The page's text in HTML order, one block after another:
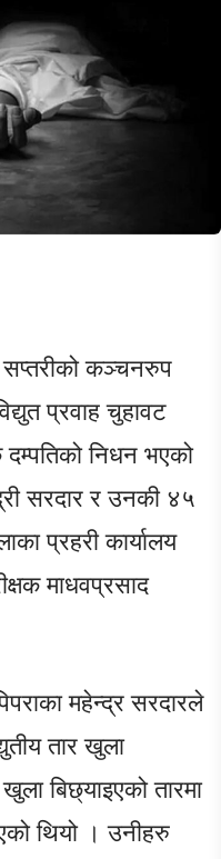
सप्तरीको कञ्चनरुप
प्रवाह चुहावट
निधन भएको
सरदार र उनकी ४५
प्रहरी कार्यालय
माधवप्रसाद
महेन्द्र सरदारले
तार खुला
बिछ्याइएको तारमा
थियो । उनीहरु